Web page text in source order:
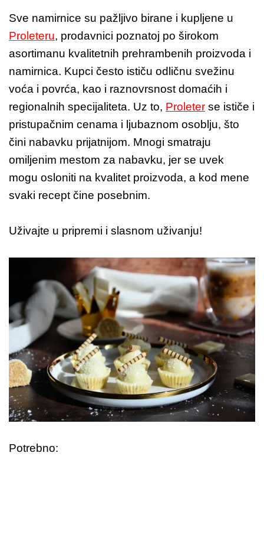
Sve namirnice su pažljivo birane i kupljene u
Proleteru, prodavnici poznatoj po širokom
asortimanu kvalitetnih prehrambenih proizvoda i
namirnica. Kupci često ističu odličnu svežinu
voća i povrća, kao i raznovrsnost domaćih i
regionalnih specijaliteta. Uz to, Proleter se ističe i
pristupačnim cenama i ljubaznom osoblju, što
čini nabavku prijatnijom. Mnogi smatraju
omiljenim mestom za nabavku, jer se uvek
mogu osloniti na kvalitet proizvoda, a kod mene
svaki recept čine posebnim.
Uživajte u pripremi i slasnom uživanju!
Potrebno: